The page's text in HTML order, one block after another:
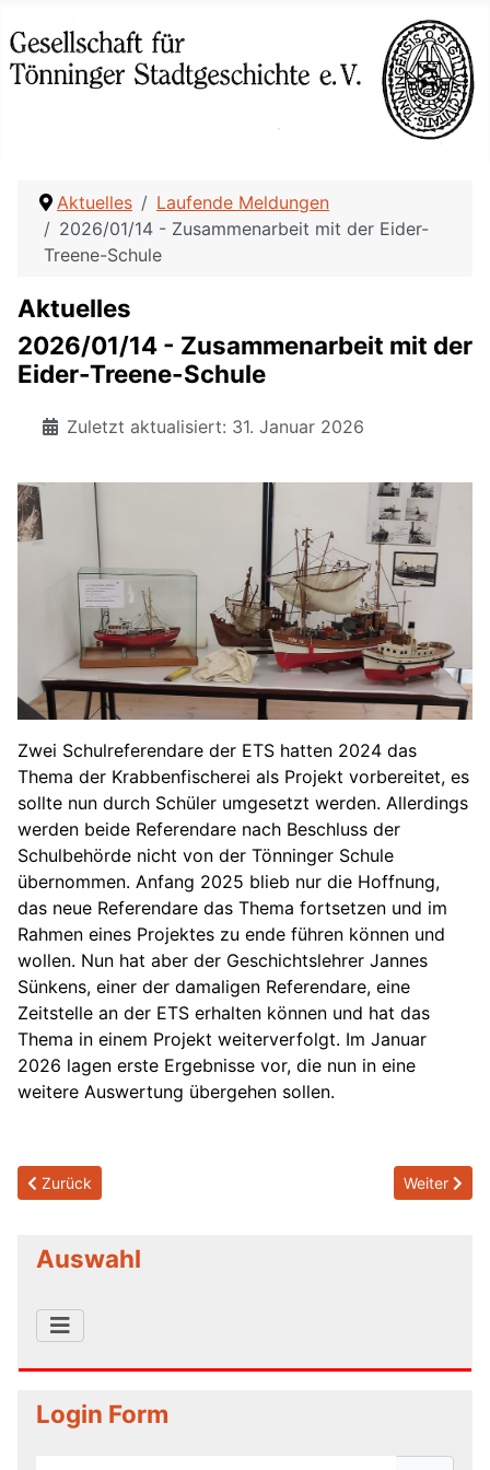
Aktuelles
Laufende Meldungen
2026/01/14 - Zusammenarbeit mit der Eider-
Treene-Schule
Aktuelles
2026/01/14 - Zusammenarbeit mit der
Eider-Treene-Schule
Zuletzt aktualisiert: 31. Januar 2026
Zwei Schulreferendare der ETS hatten 2024 das
Thema der Krabbenfischerei als Projekt vorbereitet, es
sollte nun durch Schüler umgesetzt werden. Allerdings
werden beide Referendare nach Beschluss der
Schulbehörde nicht von der Tönninger Schule
übernommen. Anfang 2025 blieb nur die Hoffnung,
das neue Referendare das Thema fortsetzen und im
Rahmen eines Projektes zu ende führen können und
wollen. Nun hat aber der Geschichtslehrer Jannes
Sünkens, einer der damaligen Referendare, eine
Zeitstelle an der ETS erhalten können und hat das
Thema in einem Projekt weiterverfolgt. Im Januar
2026 lagen erste Ergebnisse vor, die nun in eine
weitere Auswertung übergehen sollen.
Previous article: 2026/01/24 - Ein Schrank im Stil des Neobarock
Zurück Next
Weiter
Auswahl
Login Form